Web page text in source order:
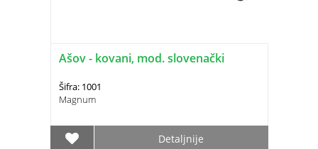
Ašov - kovani, mod. slovenački
Šifra: 1001
Magnum
Detaljnije